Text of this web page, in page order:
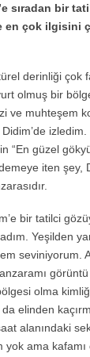
sıradan bir
en çok ilgisini
derinliği çok
olmuş bir
ve muhteşem
Didim’de
“En güzel
iten şey,
bir tatilci
Yeşilden
seviniyorum.
olma
elinden
alanındaki
yok ama